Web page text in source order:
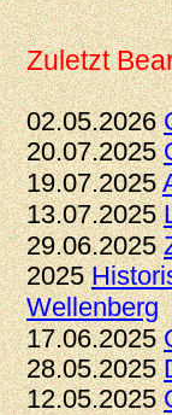
Zuletzt
02.05.2026
20.07.2025
19.07.2025
13.07.2025
29.06.2025
2025
Wellenberg
17.06.2025
28.05.2025
12.05.2025